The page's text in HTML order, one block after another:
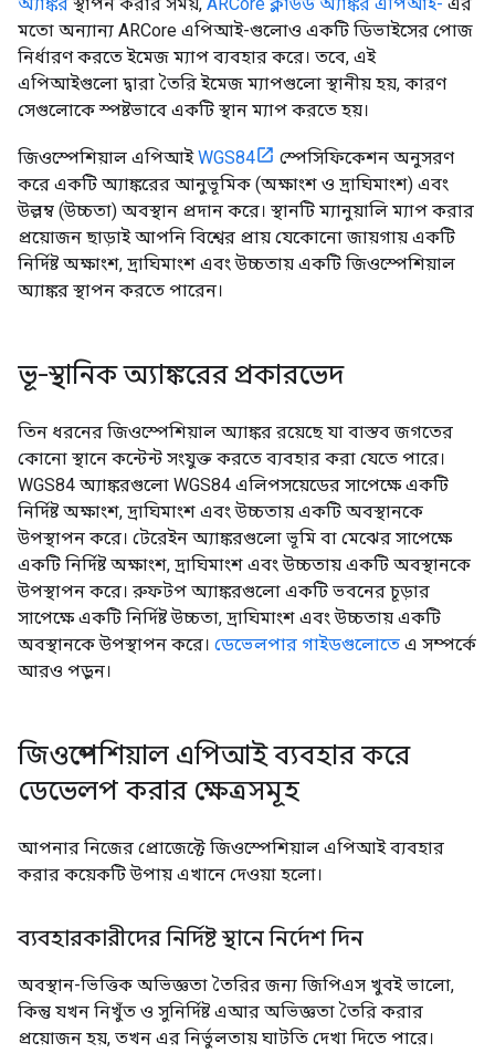
মতো অন্যান্য ARCore এপিআই-গুলোও একটি ডিভাইসের পোজ
নির্ধারণ করতে ইমেজ ম্যাপ ব্যবহার করে। তবে, এই
এপিআইগুলো দ্বারা তৈরি ইমেজ ম্যাপগুলো স্থানীয় হয়, কারণ
সেগুলোকে স্পষ্টভাবে একটি স্থান ম্যাপ করতে হয়।
জিওস্পেশিয়াল এপিআইWGS84
স্পেসিফিকেশন অনুসরণ
করে একটি অ্যাঙ্করের আনুভূমিক (অক্ষাংশ ও দ্রাঘিমাংশ) এবং
উল্লম্ব (উচ্চতা) অবস্থান প্রদান করে। স্থানটি ম্যানুয়ালি ম্যাপ করার
প্রয়োজন ছাড়াই আপনি বিশ্বের প্রায় যেকোনো জায়গায় একটি
নির্দিষ্ট অক্ষাংশ, দ্রাঘিমাংশ এবং উচ্চতায় একটি জিওস্পেশিয়াল
অ্যাঙ্কর স্থাপন করতে পারেন।
ভূ-স্থানিক অ্যাঙ্করের প্রকারভেদ
তিন ধরনের জিওস্পেশিয়াল অ্যাঙ্কর রয়েছে যা বাস্তব জগতের
কোনো স্থানে কন্টেন্ট সংযুক্ত করতে ব্যবহার করা যেতে পারে।
WGS84 অ্যাঙ্করগুলো WGS84 এলিপসয়েডের সাপেক্ষে একটি
নির্দিষ্ট অক্ষাংশ, দ্রাঘিমাংশ এবং উচ্চতায় একটি অবস্থানকে
উপস্থাপন করে। টেরেইন অ্যাঙ্করগুলো ভূমি বা মেঝের সাপেক্ষে
একটি নির্দিষ্ট অক্ষাংশ, দ্রাঘিমাংশ এবং উচ্চতায় একটি অবস্থানকে
উপস্থাপন করে। রুফটপ অ্যাঙ্করগুলো একটি ভবনের চূড়ার
সাপেক্ষে একটি নির্দিষ্ট উচ্চতা, দ্রাঘিমাংশ এবং উচ্চতায় একটি
অবস্থানকে উপস্থাপন করে। ডেভেলপার গাইডগুলোতে এ সম্পর্কে
আরও পড়ুন।
জিওস্পেশিয়াল এপিআই ব্যবহার করে
ডেভেলপ করার ক্ষেত্রসমূহ
আপনার নিজের প্রোজেক্টে জিওস্পেশিয়াল এপিআই ব্যবহার
করার কয়েকটি উপায় এখানে দেওয়া হলো।
ব্যবহারকারীদের নির্দিষ্ট স্থানে নির্দেশ দিন
অবস্থান-ভিত্তিক অভিজ্ঞতা তৈরির জন্য জিপিএস খুবই ভালো,
কিন্তু যখন নিখুঁত ও সুনির্দিষ্ট এআর অভিজ্ঞতা তৈরি করার
প্রয়োজন হয়, তখন এর নির্ভুলতায় ঘাটতি দেখা দিতে পারে।